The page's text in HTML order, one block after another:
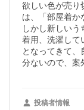
欲しい色が売り
は、「部屋着か
しかし新しいう
着用、洗濯して
となってきて、
投稿者情報